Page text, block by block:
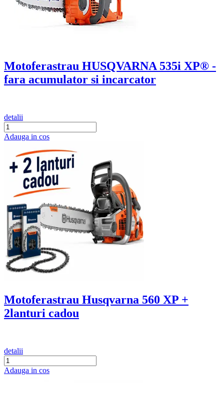
Motoferastrau HUSQVARNA 535i XP® -
fara acumulator si incarcator
detalii
Adauga in cos
Motoferastrau Husqvarna 560 XP +
2lanturi cadou
detalii
Adauga in cos